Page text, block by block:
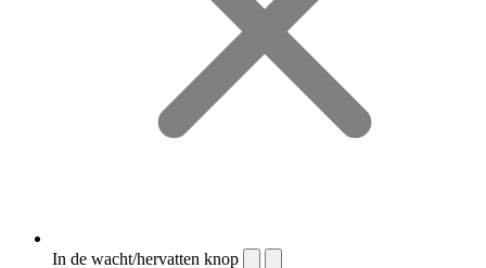
In de wacht/hervatten knop